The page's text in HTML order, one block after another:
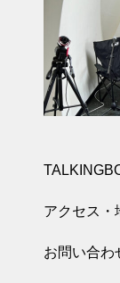
アクセス・
お問い合わ